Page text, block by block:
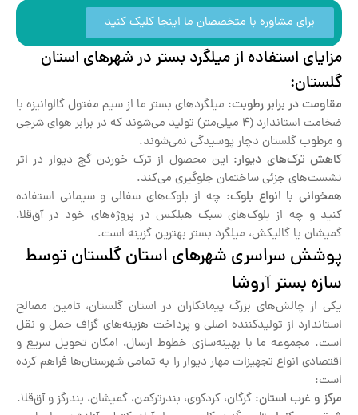
برای مشاوره با متخصصان ما اینجا کلیک کنید
مزایای استفاده از میلگرد بستر در شهرهای استان
گلستان:
مقاومت در برابر رطوبت: میلگردهای بستر ما از سیم مفتول گالوانیزه با
ضخامت استاندارد (۴ میلی‌متر) تولید می‌شوند که در برابر هوای شرجی
و مرطوب گلستان دچار پوسیدگی نمی‌شوند.
کاهش ترک‌های دیوار: این محصول از ترک خوردن گچ دیوار در اثر
نشست‌های جزئی ساختمان جلوگیری می‌کند.
همخوانی با انواع بلوک: چه از بلوک‌های سفالی و سیمانی استفاده
کنید و چه از بلوک‌های سبک هبلکس در پروژه‌های خود در آق‌قلا،
گمیشان یا گالیکش، میلگرد بستر بهترین گزینه است.
پوشش سراسری شهرهای استان گلستان توسط
سازه بستر آروشا
یکی از چالش‌های بزرگ پیمانکاران در استان گلستان، تامین مصالح
استاندارد از تولیدکننده اصلی و پرداخت هزینه‌های گزاف حمل و نقل
است. مجموعه ما با بهینه‌سازی خطوط ارسال، امکان تحویل سریع و
اقتصادی انواع تجهیزات مهار دیوار را به تمامی شهرستان‌ها فراهم کرده
است:
مرکز و غرب استان: گرگان، کردکوی، بندرترکمن، گمیشان، بندرگز و آق‌قلا.